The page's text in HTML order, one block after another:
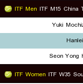
ITF Men ITF M15 China
Yuki
Seon Yong
ITF Women ITF W35